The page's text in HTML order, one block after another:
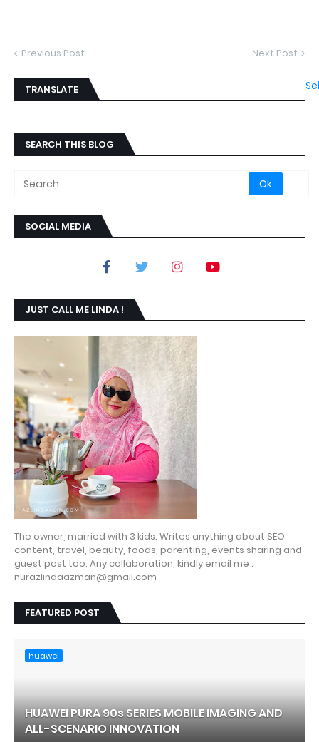
Previous Post Next Post
TRANSLATE
SEARCH THIS BLOG
SOCIAL MEDIA
JUST CALL ME LINDA !
The owner, married with 3 kids. Writes anything about SEO
content, travel, beauty, foods, parenting, events sharing and
guest post too. Any collaboration, kindly email me :
nurazlindaazman@gmail.com
FEATURED POST
huawei
HUAWEI PURA 90s SERIES MOBILE IMAGING AND
ALL-SCENARIO INNOVATION